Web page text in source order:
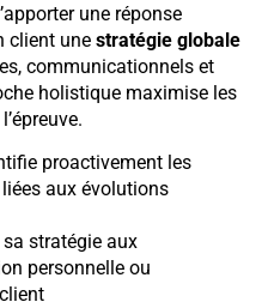
une réponse
client une stratégie globale
communicationnels et
holistique maximise les
proactivement les
aux évolutions
sa stratégie aux
personnelle ou